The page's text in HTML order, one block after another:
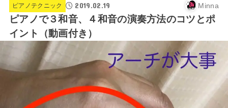
ピアノテクニック 2019.02.19 Minna
ピアノで３和音、４和音の演奏方法のコツとポ
イント（動画付き）